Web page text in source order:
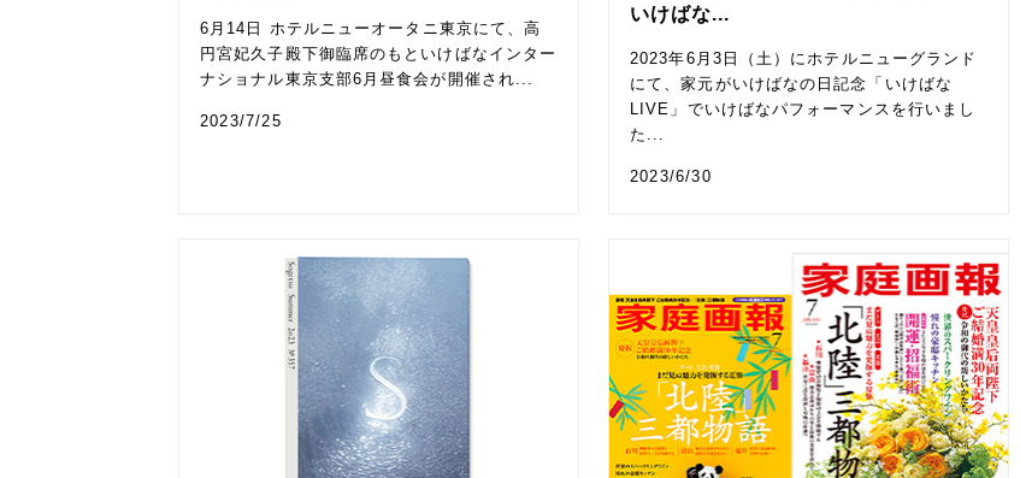
6月14日 ホテルニューオータニ東京にて、高
円宮妃久子殿下御臨席のもといけばなインター
ナショナル東京支部6月昼食会が開催され...
2023/7/25
いけばな...
2023年6月3日（土）にホテルニューグランド
にて、家元がいけばなの日記念「いけばな
LIVE」でいけばなパフォーマンスを行いまし
た...
2023/6/30